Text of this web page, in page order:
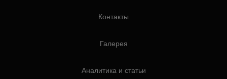
Контакты
Галерея
Аналитика и статьи